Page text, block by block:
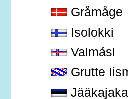
Gråmåge
Isolokki
Valmási
Grutte